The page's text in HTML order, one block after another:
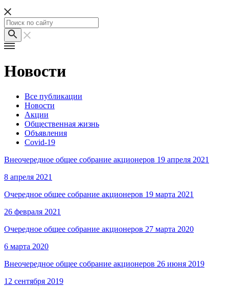
Новости
Все публикации
Новости
Акции
Общественная жизнь
Объявления
Covid-19
Внеочередное общее собрание акционеров 19 апреля 2021
8 апреля 2021
Очередное общее собрание акционеров 19 марта 2021
26 февраля 2021
Очередное общее собрание акционеров 27 марта 2020
6 марта 2020
Внеочередное общее собрание акционеров 26 июня 2019
12 сентября 2019